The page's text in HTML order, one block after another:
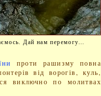
Дай нам перемогу...
проти рашизму повна
від ворогів, куль,
виключно по молитвах